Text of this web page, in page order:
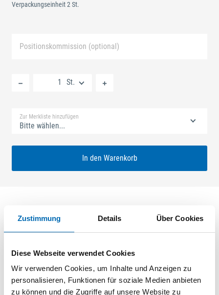
Zustimmung Details Über Cookies
Diese Webseite verwendet Cookies
Wir verwenden Cookies, um Inhalte und Anzeigen zu
personalisieren, Funktionen für soziale Medien anbieten
zu können und die Zugriffe auf unsere Website zu
Verpackungseinheit 2 St.
Positionskommission (optional)
St.
Zur Merkliste hinzufügen
Bitte wählen...
In den Warenkorb
Produktbeschreibung
890mm U-Stulp 24x6x6x2,5mm L:1750,0mm Eckig Maße: A1
580,0mm B1 760,0mm A-Öffner: optional ferGUard*silber